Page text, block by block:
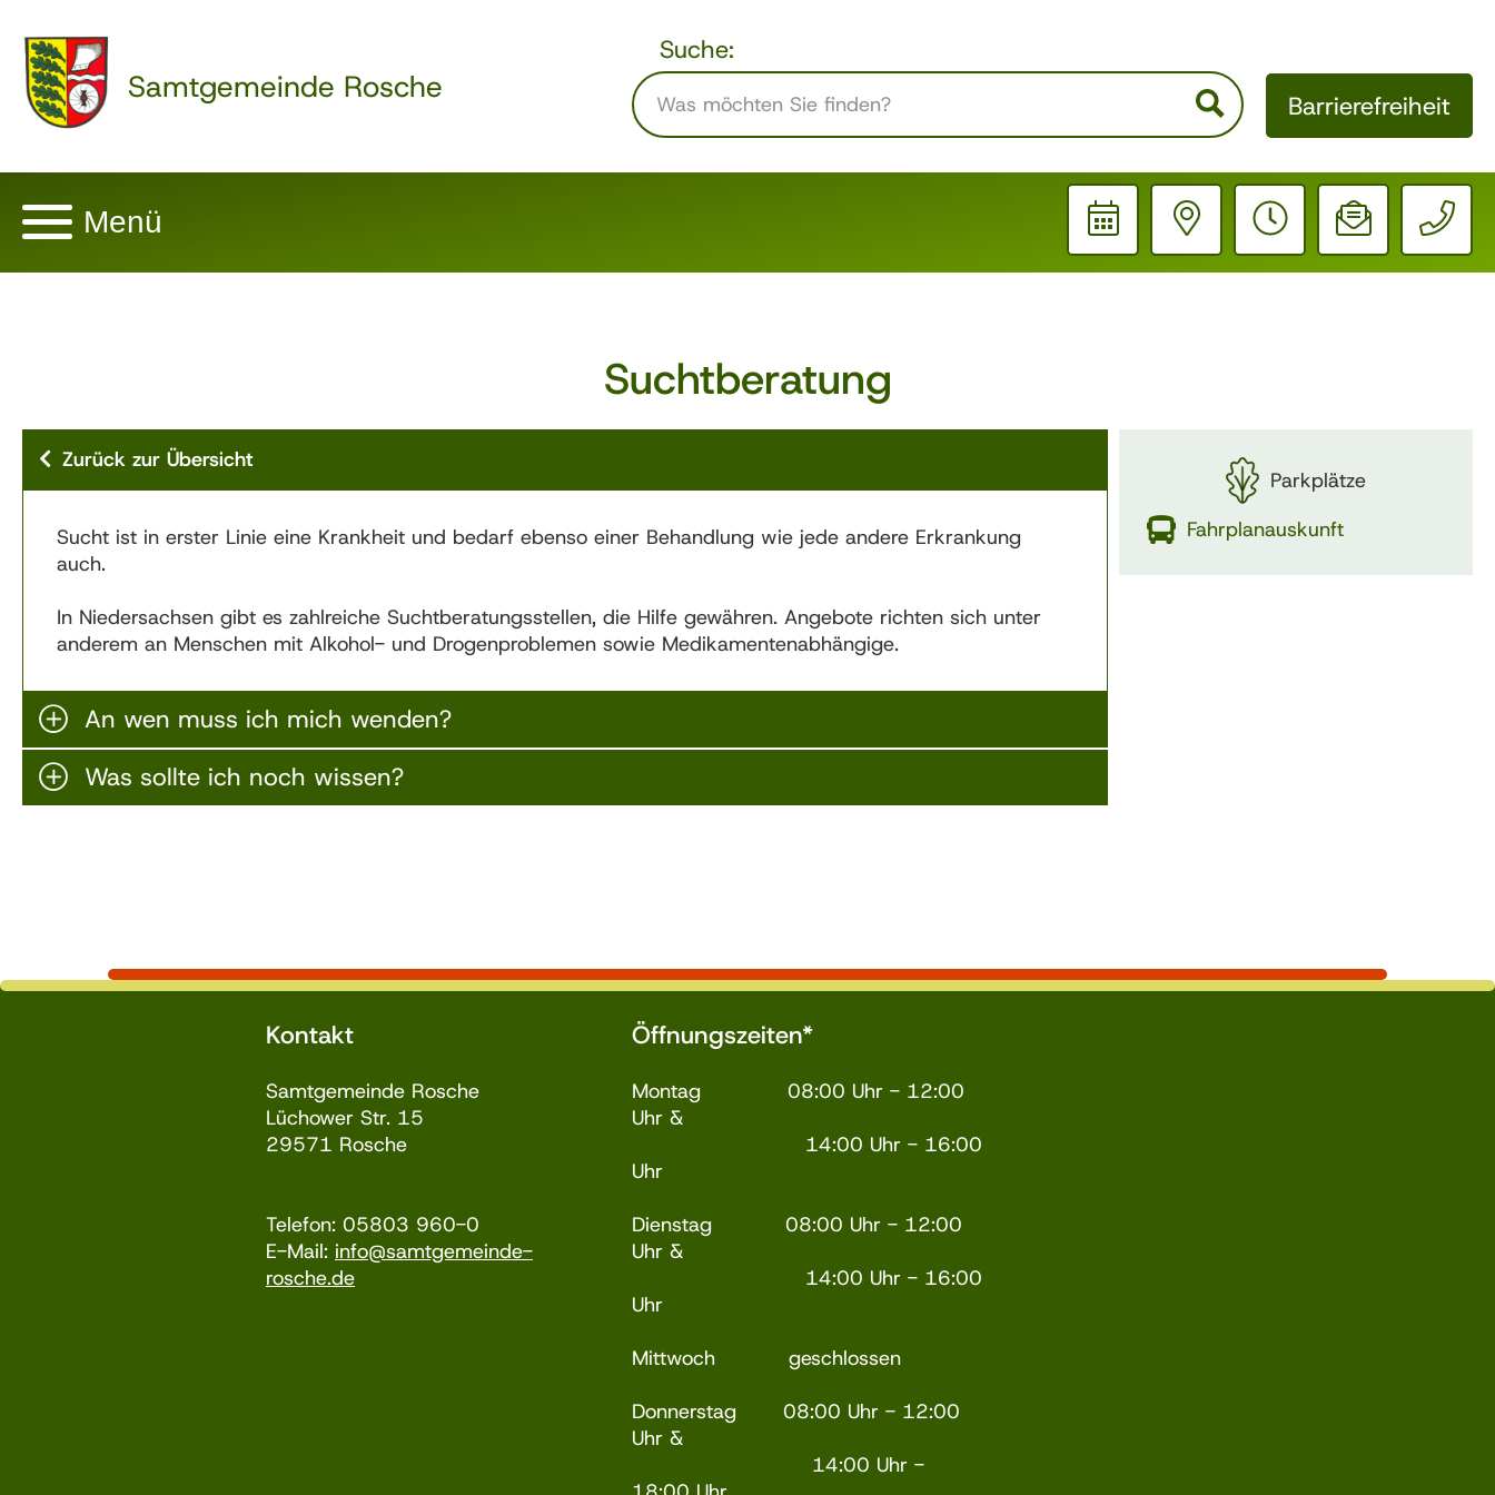
Samtgemeinde Rosche
Suche:
Barrierefreiheit
Schrift vergrößern
Ausgangsgröße
Helle Seite
Menü
Suchtberatung
Zurück zur Übersicht
Sucht ist in erster Linie eine Krankheit und bedarf ebenso einer Behandlung wie jede andere Erkrankung
auch.
In Niedersachsen gibt es zahlreiche Suchtberatungsstellen, die Hilfe gewähren. Angebote richten sich unter
anderem an Menschen mit Alkohol- und Drogenproblemen sowie Medikamentenabhängige.
An wen muss ich mich wenden?
Was sollte ich noch wissen?
Parkplätze
Fahrplanauskunft
Kontakt
Samtgemeinde Rosche
Lüchower Str. 15
29571 Rosche
Telefon: 05803 960-0
E-Mail: info@samtgemeinde-
rosche.de
Öffnungszeiten*
Montag 08:00 Uhr - 12:00
Uhr &
14:00 Uhr - 16:00
Uhr
Dienstag 08:00 Uhr - 12:00
Uhr &
14:00 Uhr - 16:00
Uhr
Mittwoch geschlossen
Donnerstag 08:00 Uhr - 12:00
Uhr &
14:00 Uhr -